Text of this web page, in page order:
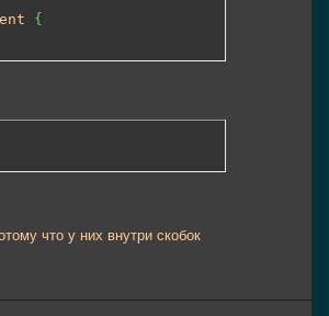
{
что у них внутри скобок